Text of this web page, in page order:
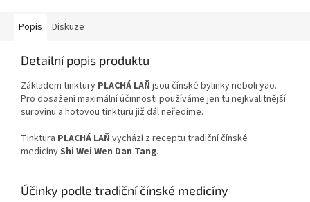
Popis Diskuze
Detailní popis produktu
Základem tinktury PLACHÁ LAŇ jsou čínské bylinky neboli yao.
Pro dosažení maximální účinnosti používáme jen tu nejkvalitnější
surovinu a hotovou tinkturu již dál neředíme.
Tinktura PLACHÁ LAŇ vychází z receptu tradiční čínské
medicínyShi Wei Wen Dan Tang.
Účinky podle tradiční čínské medicíny